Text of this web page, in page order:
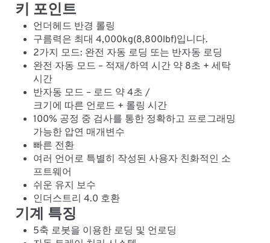
키 포인트
언더헤드 반경 롤링
구름력은 최대 4,000kg(8,800lbf)입니다.
2가지 모드: 완전 자동 로딩 또는 반자동 로딩
완전 자동 모드 – 적재/하역 시간 약 8초 + 세탁
시간
반자동 모드 – 로드 약 4초 /
크기에 따른 언로드 + 롤링 시간
100% 공정 중 검사를 통한 정확하고 프로그래밍
가능한 압연 매개변수
빠른 전환
여러 언어로 특별히 작성된 사용자 친화적인 소
프트웨어
쉬운 유지 보수
인더스트리 4.0 호환
기계 특징
5축 로봇을 이용한 로딩 및 언로딩